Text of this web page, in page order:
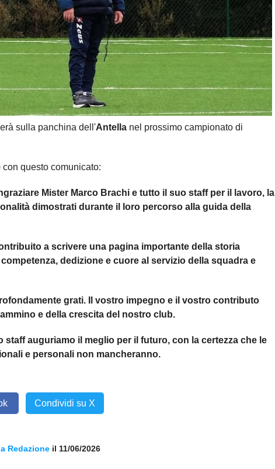
sulla panchina dell'Antella nel prossimo campionato di
questo comunicato:
Mister Marco Brachi e tutto il suo staff per il lavoro, la
dimostrati durante il loro percorso alla guida della
a scrivere una pagina importante della storia
dedizione e cuore al servizio della squadra e
grati. Il vostro impegno e il vostro contributo
e della crescita del nostro club.
staff auguriamo il meglio per il futuro, con la certezza che le
e personali non mancheranno.
Condividi su X
Redazione il 11/06/2026